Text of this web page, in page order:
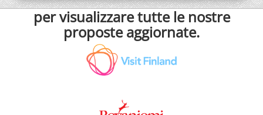
per visualizzare tutte le nostre
proposte aggiornate.